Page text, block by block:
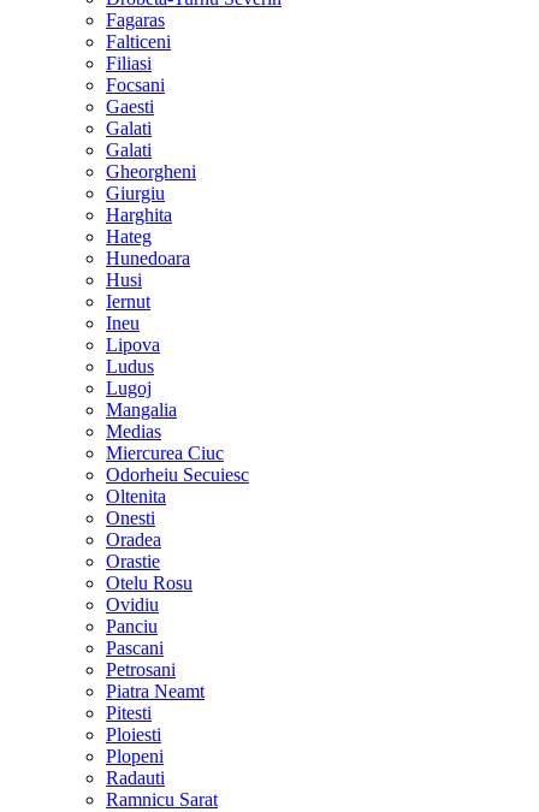
Fagaras
Falticeni
Filiasi
Focsani
Gaesti
Galati
Galati
Gheorgheni
Giurgiu
Harghita
Hateg
Hunedoara
Husi
Iernut
Ineu
Lipova
Ludus
Lugoj
Mangalia
Medias
Miercurea Ciuc
Odorheiu Secuiesc
Oltenita
Onesti
Oradea
Orastie
Otelu Rosu
Ovidiu
Panciu
Pascani
Petrosani
Piatra Neamt
Pitesti
Ploiesti
Plopeni
Radauti
Ramnicu Sarat